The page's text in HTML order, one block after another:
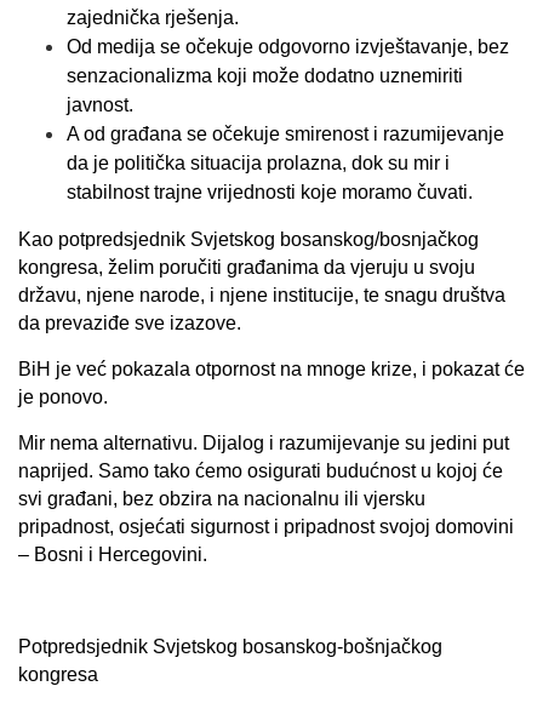
zajednička rješenja.
Od medija se očekuje odgovorno izvještavanje, bez
senzacionalizma koji može dodatno uznemiriti
javnost.
A od građana se očekuje smirenost i razumijevanje
da je politička situacija prolazna, dok su mir i
stabilnost trajne vrijednosti koje moramo čuvati.
Kao potpredsjednik Svjetskog bosanskog/bosnjačkog
kongresa, želim poručiti građanima da vjeruju u svoju
državu, njene narode, i njene institucije, te snagu društva
da prevaziđe sve izazove.
BiH je već pokazala otpornost na mnoge krize, i pokazat će
je ponovo.
Mir nema alternativu. Dijalog i razumijevanje su jedini put
naprijed. Samo tako ćemo osigurati budućnost u kojoj će
svi građani, bez obzira na nacionalnu ili vjersku
pripadnost, osjećati sigurnost i pripadnost svojoj domovini
– Bosni i Hercegovini.
Potpredsjednik Svjetskog bosanskog-bošnjačkog
kongresa